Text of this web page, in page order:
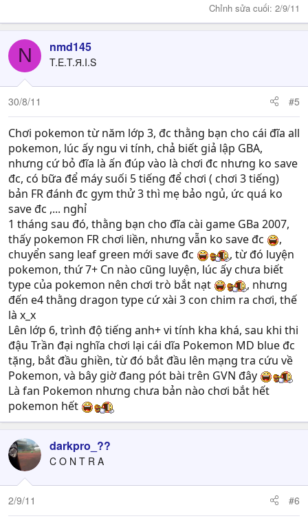
Chỉnh sửa cuối: 2/9/11
N nmd145
T.E.T.Я.I.S
30/8/11 #5
Chơi pokemon từ năm lớp 3, đc thằng bạn cho cái đĩa all
pokemon, lúc ấy ngu vi tính, chả biết giả lập GBA,
nhưng cứ bỏ đĩa là ấn đúp vào là chơi đc nhưng ko save
đc, có bữa để máy suối 5 tiếng để chơi ( chơi 3 tiếng)
bản FR đánh đc gym thử 3 thì mẹ bảo ngủ, ức quá ko
save đc ,... nghỉ
1 tháng sau đó, thằng bạn cho đĩa cài game GBa 2007,
thấy pokemon FR chơi liền, nhưng vẫn ko save đc
,
chuyển sang leaf green mới save đc
, từ đó luyện
pokemon, thứ 7+ Cn nào cũng luyện, lúc ấy chưa biết
type của pokemon nên chơi trò bắt nạt
, nhưng
đến e4 thằng dragon type cứ xài 3 con chim ra chơi, thế
là x_x
Lên lớp 6, trình độ tiếng anh+ vi tính kha khá, sau khi thi
đậu Trần đại nghĩa chơi lại cái dĩa Pokemon MD blue đc
tặng, bắt đầu ghiền, từ đó bắt đầu lên mạng tra cứu về
Pokemon, và bây giờ đang pót bài trên GVN đây
Là fan Pokemon nhưng chưa bản nào chơi bắt hết
pokemon hết
darkpro_??
C O N T R A
2/9/11 #6